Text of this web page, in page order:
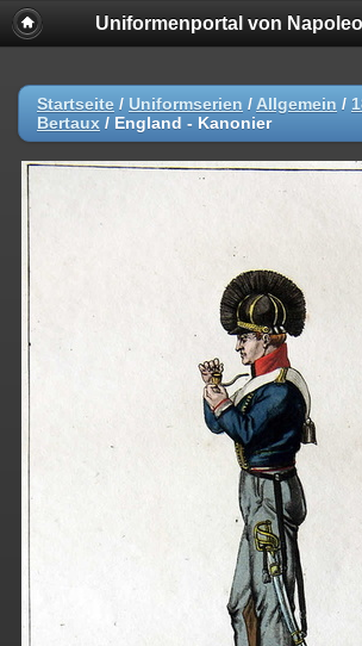
Uniformenportal von
Startseite / Uniformserien / Allgemein /
Bertaux / England - Kanonier